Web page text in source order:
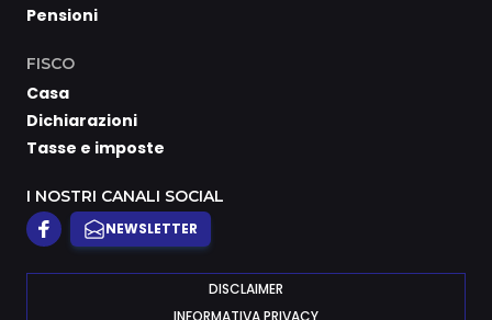
Pensioni
FISCO
Casa
Dichiarazioni
Tasse e imposte
I NOSTRI CANALI SOCIAL
NEWSLETTER
DISCLAIMER
INFORMATIVA PRIVACY